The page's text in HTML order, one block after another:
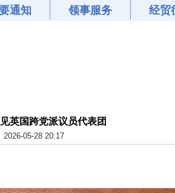
通知 领事服务 经贸
英国跨党派议员代表团
2026-05-28 20:17